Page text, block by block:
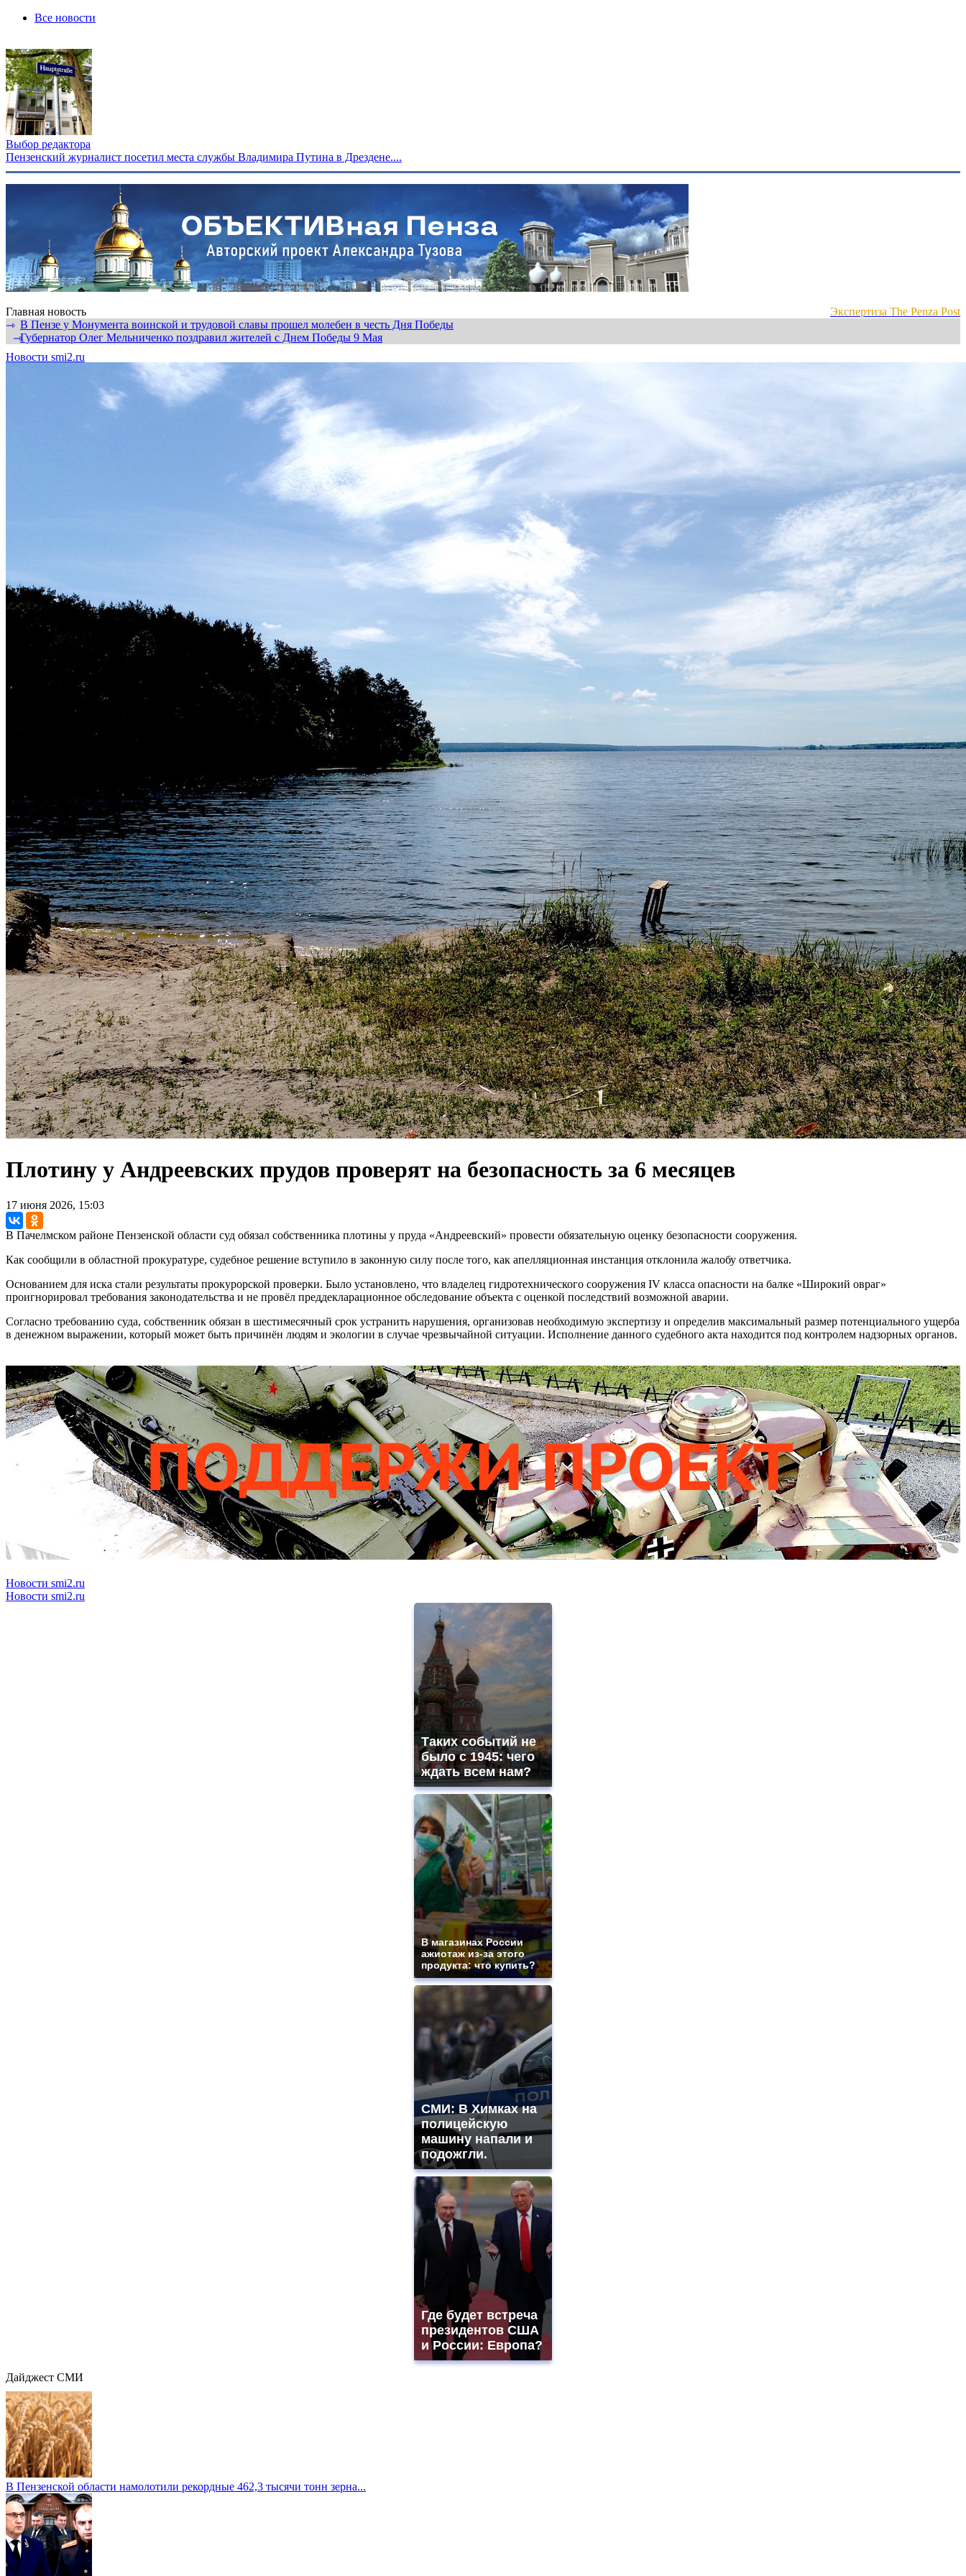
Все новости
Выбор редактора
Пензенский журналист посетил места службы Владимира Путина в Дрездене....
Главная новость
Экспертиза The Penza Post
⇾ В Пензе у Монумента воинской и трудовой славы прошел молебен в честь Дня Победы
⇾Губернатор Олег Мельниченко поздравил жителей с Днем Победы 9 Мая
Новости smi2.ru
Плотину у Андреевских прудов проверят на безопасность за 6 месяцев
17 июня 2026, 15:03
В Пачелмском районе Пензенской области суд обязал собственника плотины у пруда «Андреевский» провести обязательную оценку безопасности сооружения.
Как сообщили в областной прокуратуре, судебное решение вступило в законную силу после того, как апелляционная инстанция отклонила жалобу ответчика.
Основанием для иска стали результаты прокурорской проверки. Было установлено, что владелец гидротехнического сооружения IV класса опасности на балке «Широкий овраг»
проигнорировал требования законодательства и не провёл преддекларационное обследование объекта с оценкой последствий возможной аварии.
Согласно требованию суда, собственник обязан в шестимесячный срок устранить нарушения, организовав необходимую экспертизу и определив максимальный размер потенциального ущерба
в денежном выражении, который может быть причинён людям и экологии в случае чрезвычайной ситуации. Исполнение данного судебного акта находится под контролем надзорных органов.
Новости smi2.ru
Новости smi2.ru
Таких событий не
было с 1945: чего
ждать всем нам?
В магазинах России
ажиотаж из-за этого
продукта: что купить?
СМИ: В Химках на
полицейскую
машину напали и
подожгли.
Где будет встреча
президентов США
и России: Европа?
Дайджест СМИ
В Пензенской области намолотили рекордные 462,3 тысячи тонн зерна...